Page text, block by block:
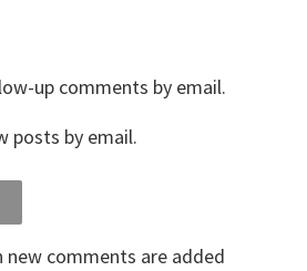
up comments by email.
posts by email.
new comments are added